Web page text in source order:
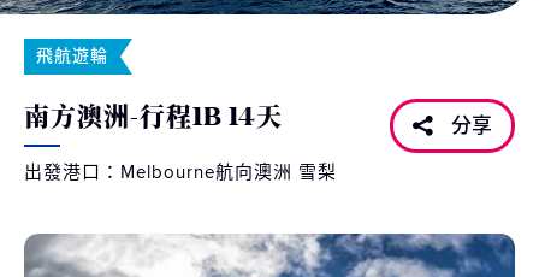
飛航遊輪
南方澳洲-行程1B 14天
出發港口：Melbourne航向澳洲 雪梨
分享